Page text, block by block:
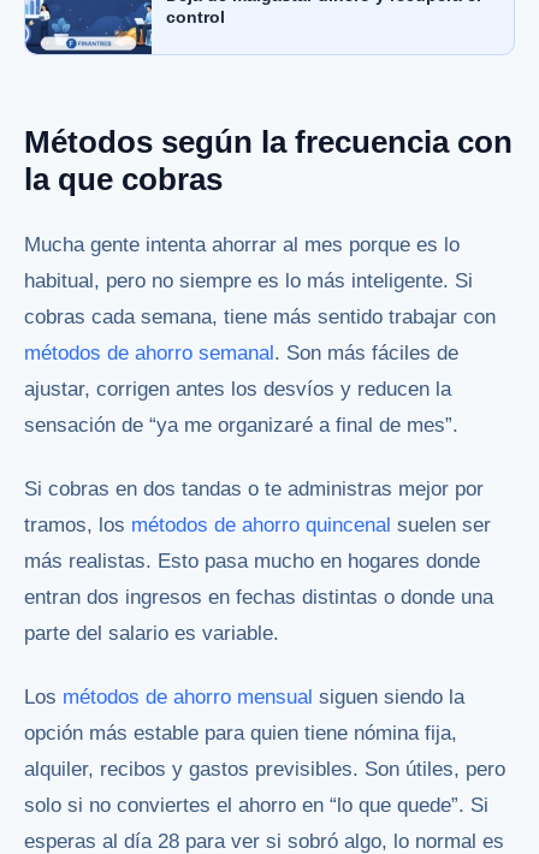
control
Métodos según la frecuencia con
la que cobras
Mucha gente intenta ahorrar al mes porque es lo
habitual, pero no siempre es lo más inteligente. Si
cobras cada semana, tiene más sentido trabajar con
métodos de ahorro semanal. Son más fáciles de
ajustar, corrigen antes los desvíos y reducen la
sensación de “ya me organizaré a final de mes”.
Si cobras en dos tandas o te administras mejor por
tramos, los métodos de ahorro quincenal suelen ser
más realistas. Esto pasa mucho en hogares donde
entran dos ingresos en fechas distintas o donde una
parte del salario es variable.
Los métodos de ahorro mensual siguen siendo la
opción más estable para quien tiene nómina fija,
alquiler, recibos y gastos previsibles. Son útiles, pero
solo si no conviertes el ahorro en “lo que quede”. Si
esperas al día 28 para ver si sobró algo, lo normal es